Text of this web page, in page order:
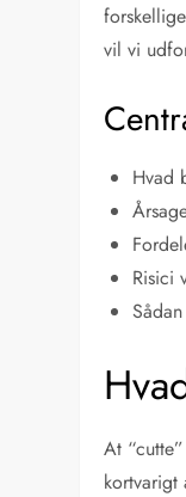
vil vi
Hvad
Risici
At
kortvarigt